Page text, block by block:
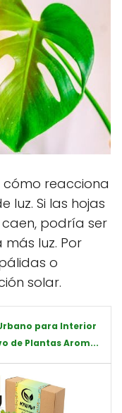
reacciona
luz. Si las hojas
podría ser
luz. Por
o
solar.
para Interior
de Plantas Arom...